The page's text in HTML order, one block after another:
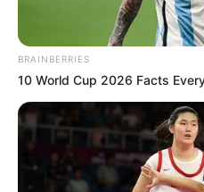
ΤΑΥΤΟΤΗΤΑ ΚΑΙ
BRAINBERRIES
10 World Cup 2026 Facts